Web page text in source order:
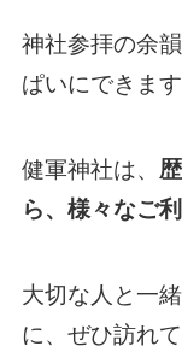
神社参拝の余
ぱいにできます
健軍神社は、
ら、様々なご
大切な人と一
に、ぜひ訪れ